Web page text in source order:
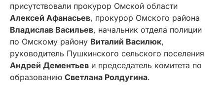
присутствовали прокурор Омской области
Алексей Афанасьев, прокурор Омского района
Владислав Васильев, начальник отдела полиции
по Омскому району Виталий Василюк,
руководитель Пушкинского сельского поселения
Андрей Дементьев и председатель комитета по
образованию Светлана Ролдугина.